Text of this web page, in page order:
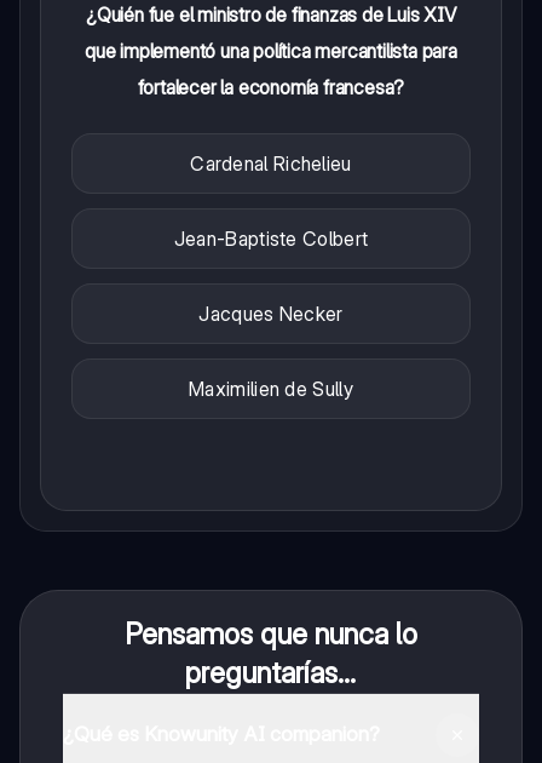
¿Quién fue el ministro de finanzas de Luis XIV
que implementó una política mercantilista para
fortalecer la economía francesa?
Cardenal Richelieu
Jean-Baptiste Colbert
Jacques Necker
Maximilien de Sully
Pensamos que nunca lo
preguntarías...